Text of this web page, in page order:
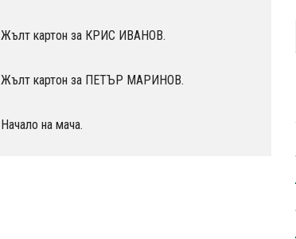
Жълт картон за КРИС ИВАНОВ.
Жълт картон за ПЕТЪР МАРИНОВ.
Начало на мача.